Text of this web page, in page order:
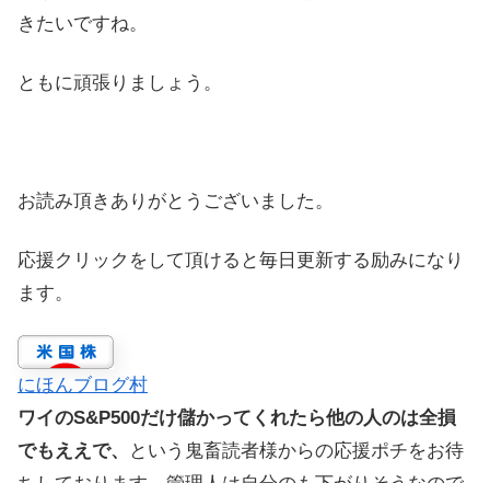
きたいですね。
ともに頑張りましょう。
お読み頂きありがとうございました。
応援クリックをして頂けると毎日更新する励みになり
ます。
にほんブログ村
ワイのS&P500だけ儲かってくれたら他の人のは全損
でもええで、
という鬼畜読者様からの応援ポチをお待